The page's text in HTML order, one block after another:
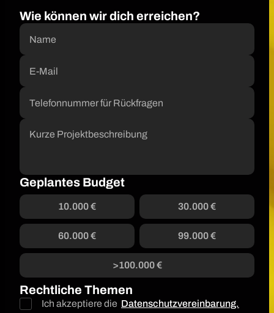
Wie können wir dich erreichen?
Geplantes Budget
10.000 € 30.000 €
60.000 € 99.000 €
>100.000 €
Rechtliche Themen
Ich akzeptiere die Datenschutzvereinbarung.